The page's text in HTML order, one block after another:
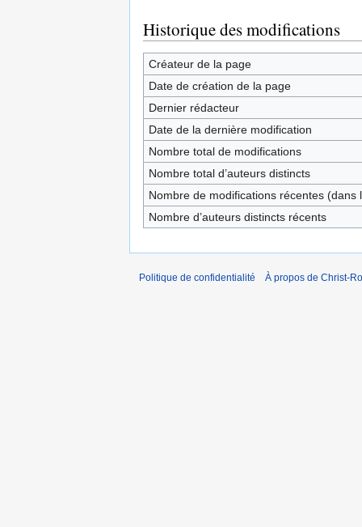
Historique des modifications
Créateur de la page
Date de création de la page
Dernier rédacteur
Date de la dernière modification
Nombre total de modifications
Nombre total d’auteurs distincts
Nombre de modifications récentes (dans
Nombre d’auteurs distincts récents
Politique de confidentialité À propos de Christ-